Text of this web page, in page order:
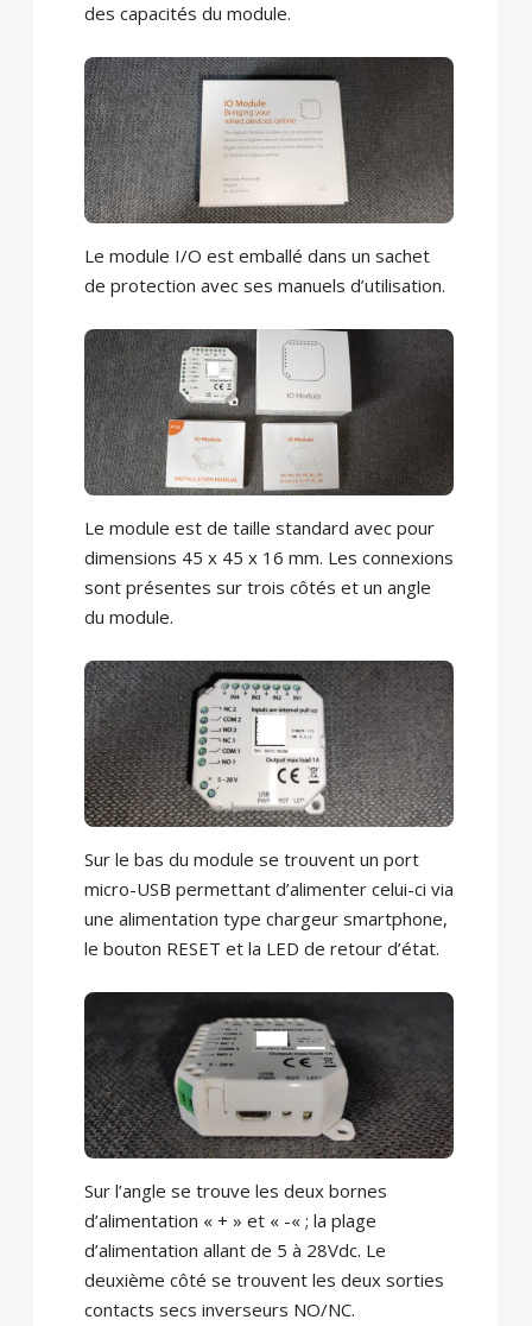
des capacités du module.
Le module I/O est emballé dans un sachet
de protection avec ses manuels d’utilisation.
Le module est de taille standard avec pour
dimensions 45 x 45 x 16 mm. Les connexions
sont présentes sur trois côtés et un angle
du module.
Sur le bas du module se trouvent un port
micro-USB permettant d’alimenter celui-ci via
une alimentation type chargeur smartphone,
le bouton RESET et la LED de retour d’état.
Sur l’angle se trouve les deux bornes
d’alimentation « + » et « -« ; la plage
d’alimentation allant de 5 à 28Vdc. Le
deuxième côté se trouvent les deux sorties
contacts secs inverseurs NO/NC.